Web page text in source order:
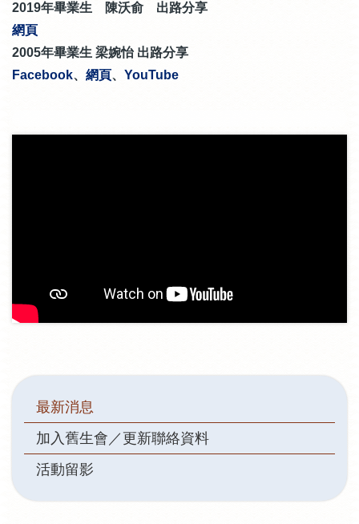
2019年畢業生 陳沃俞 出路分享
網頁
2005年畢業生 梁婉怡 出路分享
Facebook、 網頁、 YouTube
Main
navigation
最新消息
加入舊生會／更新聯絡資料
活動留影